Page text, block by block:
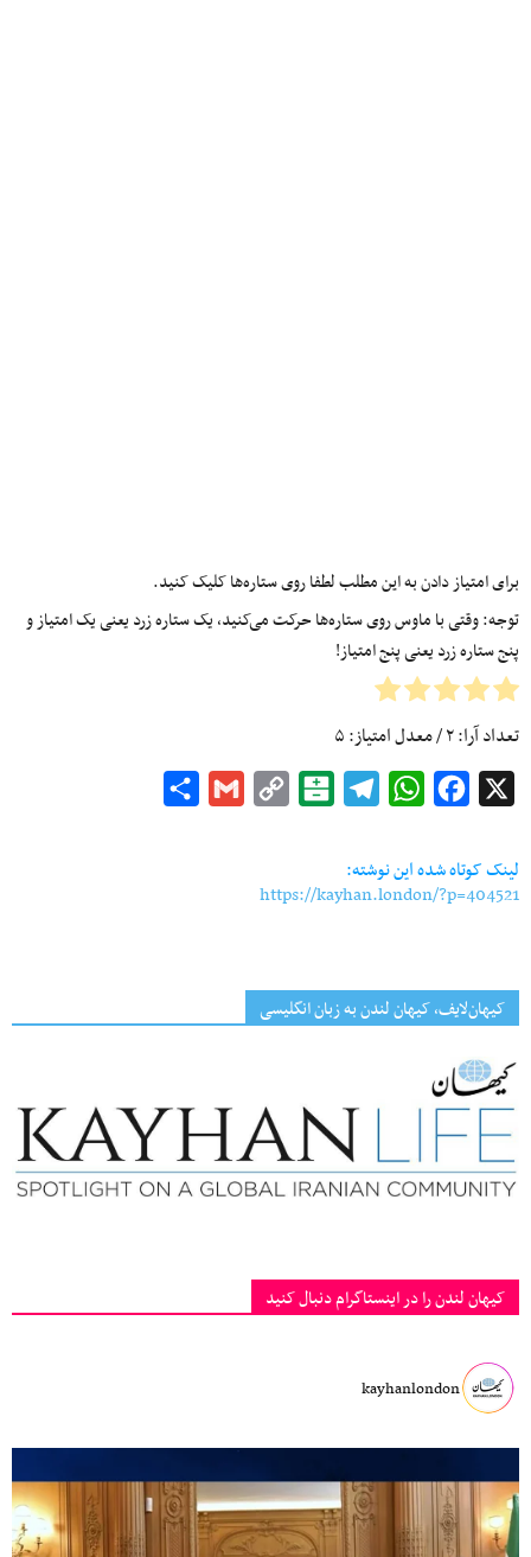
برای امتیاز دادن به این مطلب لطفا روی ستاره‌ها کلیک کنید.
توجه: وقتی با ماوس روی ستاره‌ها حرکت می‌کنید، یک ستاره زرد یعنی یک امتیاز و
پنج ستاره زرد یعنی پنج امتیاز!
تعداد آرا:۲/ معدل امتیاز:۵
Facebook
WhatsApp
Telegram
Balatarin
Copy
Gmail
لینک کوتاه شده این نوشته:
https://kayhan.london/?p=404521
کیهان‌لایف، کیهان لندن به زبان انگلیسی
کیهان لندن را در اینستاگرام دنبال کنید
kayhanlondon